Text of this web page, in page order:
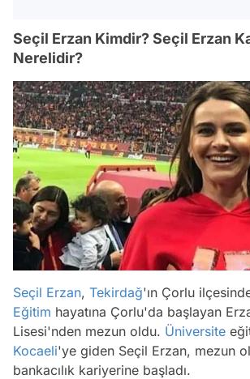
Seçil Erzan Kimdir? Seçil Erzan
Nerelidir?
Seçil Erzan, Tekirdağ'ın Çorlu
Eğitim hayatına Çorlu'da başlayan
Lisesi'nden mezun oldu. Üniversite
Kocaeli'ye giden Seçil Erzan, mezun
bankacılık kariyerine başladı.